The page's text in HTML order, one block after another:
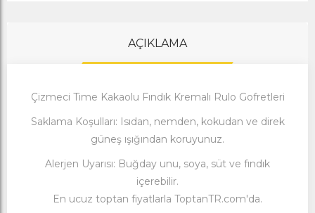
AÇIKLAMA
Çizmeci Time Kakaolu Fındık Kremalı Rulo Gofretleri
Saklama Koşulları: Isıdan, nemden, kokudan ve direk
güneş ışığından koruyunuz.
Alerjen Uyarısı: Buğday unu, soya, süt ve fındık
içerebilir.
En ucuz toptan fiyatlarla ToptanTR.com'da.